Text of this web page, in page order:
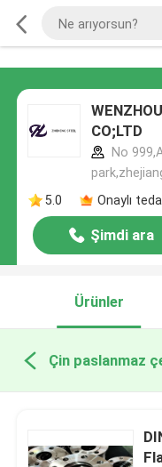
CO;LTD
No
5.0
Onaylı
Şimdi ara
Ürünler
Çin paslanmaz